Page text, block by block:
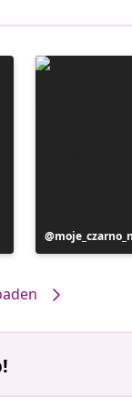
Bericht
gepubliceerd